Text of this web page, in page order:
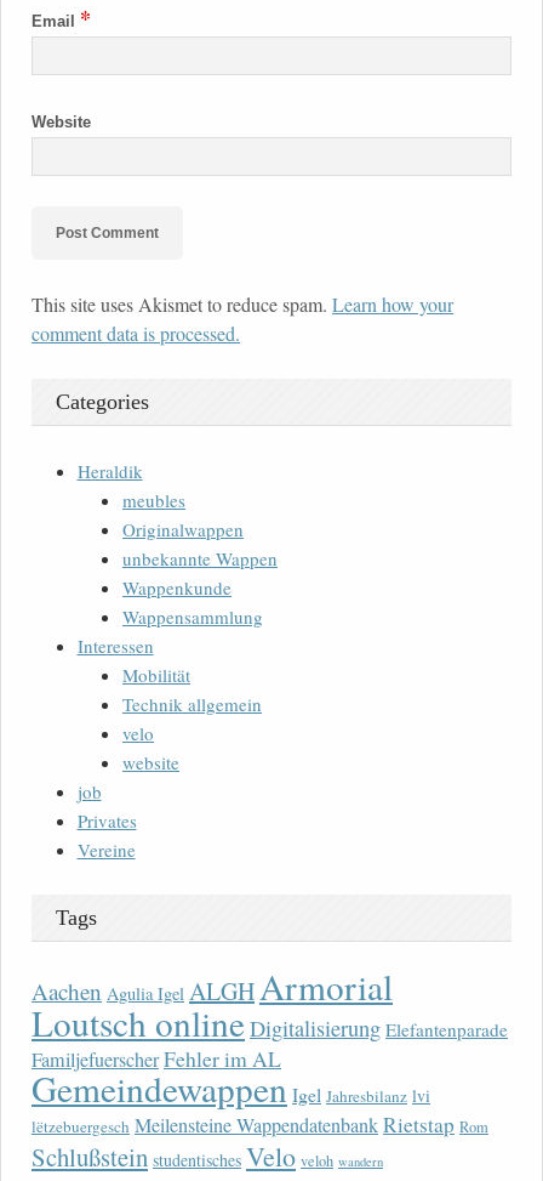
Email *
Website
This site uses Akismet to reduce spam. Learn how your
comment data is processed.
Categories
Heraldik
meubles
Originalwappen
unbekannte Wappen
Wappenkunde
Wappensammlung
Interessen
Mobilität
Technik allgemein
velo
website
job
Privates
Vereine
Tags
Aachen Agulia Igel ALGH Armorial
Loutsch onlineDigitalisierung Elefantenparade
FamiljefuerscherFehler im AL
Gemeindewappen Igel Jahresbilanz lvi
lëtzebuergesch Meilensteine WappendatenbankRietstap Rom
Schlußstein studentisches Velo veloh wandern